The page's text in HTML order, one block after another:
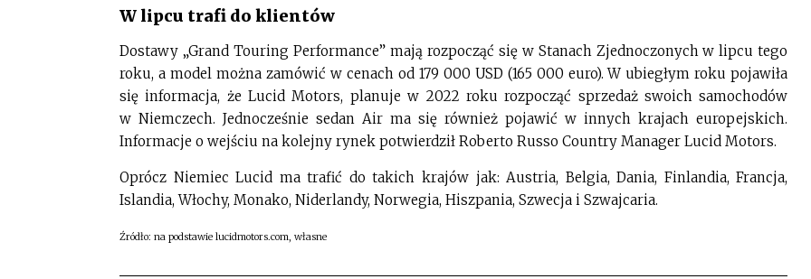
W lipcu trafi do klientów
Dostawy „Grand Touring Performance” mają rozpocząć się w Stanach Zjednoczonych w lipcu tego
roku, a model można zamówić w cenach od 179 000 USD (165 000 euro). W ubiegłym roku pojawiła
się informacja, że Lucid Motors, planuje w 2022 roku rozpocząć sprzedaż swoich samochodów
w Niemczech. Jednocześnie sedan Air ma się również pojawić w innych krajach europejskich.
Informacje o wejściu na kolejny rynek potwierdził Roberto Russo Country Manager Lucid Motors.
Oprócz Niemiec Lucid ma trafić do takich krajów jak: Austria, Belgia, Dania, Finlandia, Francja,
Islandia, Włochy, Monako, Niderlandy, Norwegia, Hiszpania, Szwecja i Szwajcaria.
Źródło: na podstawie lucidmotors.com, własne